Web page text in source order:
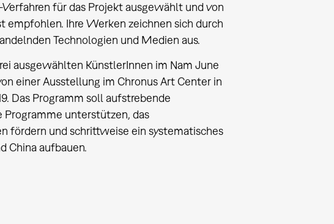
für das Projekt ausgewählt und von
Ihre Werken zeichnen sich durch
Technologien und Medien aus.
ausgewählten KünstlerInnen im Nam June
einer Ausstellung im Chronus Art Center in
Das Programm soll aufstrebende
unterstützen, das
fördern und schrittweise ein systematisches
China aufbauen.